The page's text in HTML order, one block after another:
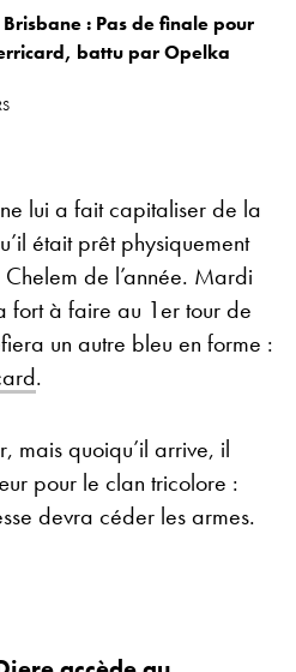
: Pas de finale pour
battu par Opelka
lui a fait capitaliser de la
était prêt physiquement
de l’année. Mardi
fort à faire au 1er tour de
un autre bleu en forme :
.
mais quoiqu’il arrive, il
pour le clan tricolore :
devra céder les armes.